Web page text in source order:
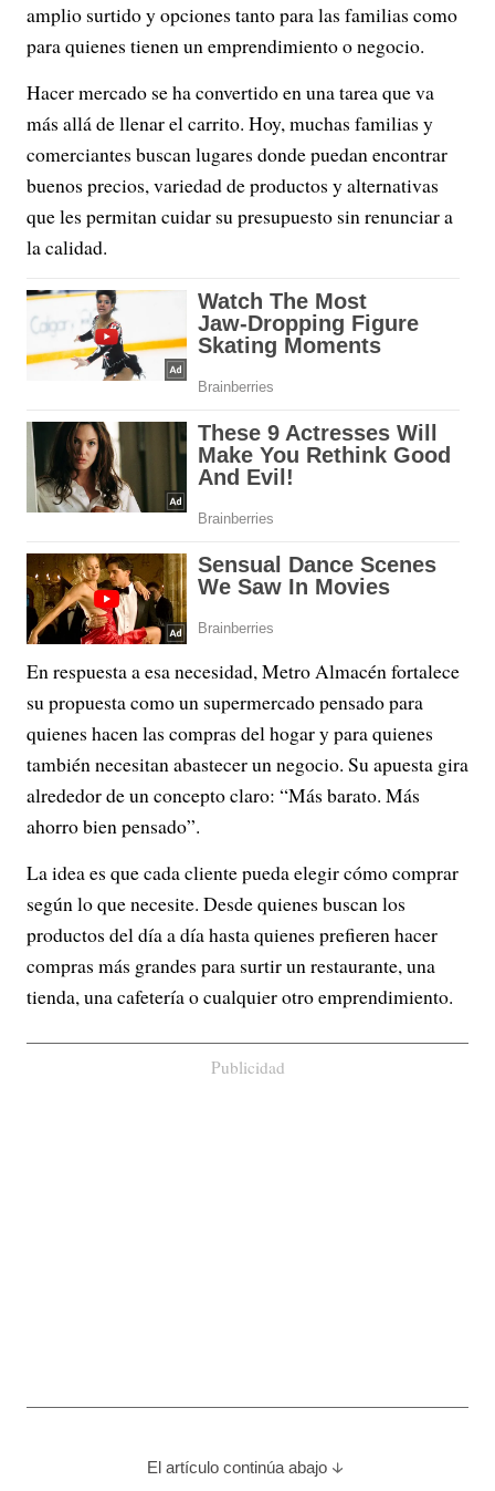
amplio surtido y opciones tanto para las familias como
para quienes tienen un emprendimiento o negocio.
Hacer mercado se ha convertido en una tarea que va
más allá de llenar el carrito. Hoy, muchas familias y
comerciantes buscan lugares donde puedan encontrar
buenos precios, variedad de productos y alternativas
que les permitan cuidar su presupuesto sin renunciar a
la calidad.
En respuesta a esa necesidad, Metro Almacén fortalece
su propuesta como un supermercado pensado para
quienes hacen las compras del hogar y para quienes
también necesitan abastecer un negocio. Su apuesta gira
alrededor de un concepto claro: “Más barato. Más
ahorro bien pensado”.
La idea es que cada cliente pueda elegir cómo comprar
según lo que necesite. Desde quienes buscan los
productos del día a día hasta quienes prefieren hacer
compras más grandes para surtir un restaurante, una
tienda, una cafetería o cualquier otro emprendimiento.
Publicidad
El artículo continúa abajo